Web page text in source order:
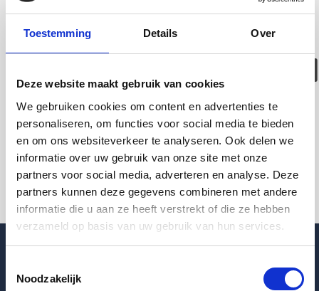
Toestemming Details Over
Deze website maakt gebruik van cookies
We gebruiken cookies om content en advertenties te
personaliseren, om functies voor social media te bieden
en om ons websiteverkeer te analyseren. Ook delen we
informatie over uw gebruik van onze site met onze
partners voor social media, adverteren en analyse. Deze
partners kunnen deze gegevens combineren met andere
informatie die u aan ze heeft verstrekt of die ze hebben
verzameld op basis van uw gebruik van hun services.
Noodzakelijk
helaas
verhuurd/verwijderd
Pagina niet gevonden
Terug naar woningoverzicht
Blogpost